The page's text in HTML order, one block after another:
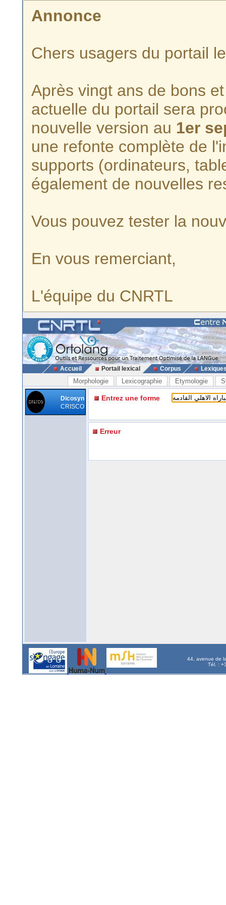
Annonce
Chers usagers du portail
Après vingt ans de bons
actuelle du portail sera
nouvelle version au 1er
une refonte complète de
supports (ordinateurs,
également de nouvelles
Vous pouvez tester la
En vous remerciant,
L'équipe du CNRTL
Accueil Portail lexical Corpus
Morphologie Lexicographie Etymologie
Dicosyn
CRISCO
Entrez une forme
Erreur
44, avenue de
Tél. :